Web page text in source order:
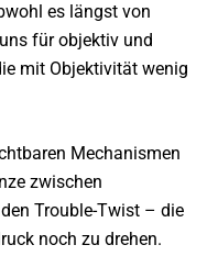
es längst von
für objektiv und
mit Objektivität wenig
Mechanismen
zwischen
Trouble-Twist – die
noch zu drehen.